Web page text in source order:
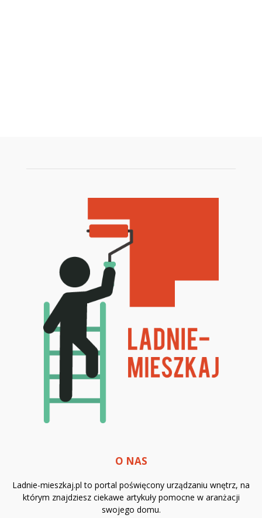
O NAS
Ladnie-mieszkaj.pl to portal poświęcony urządzaniu wnętrz, na
którym znajdziesz ciekawe artykuły pomocne w aranżacji
swojego domu.